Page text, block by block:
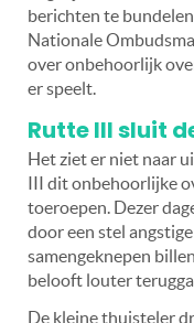
berichten te
Nationale
over onbehoorlijk
er speelt.
Rutte III sluit
Het ziet er niet naar
III dit onbehoorlijke
toeroepen. Dezer
door een stel
samengeknepen
belooft louter
De kleine thuisteler